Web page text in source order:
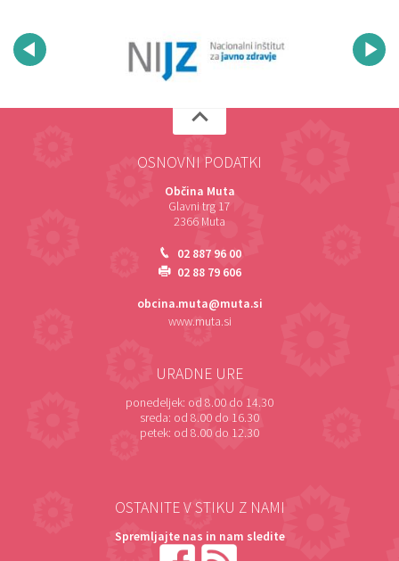
OSNOVNI PODATKI
Občina Muta
Glavni trg 17
2366 Muta
02 887 96 00
02 88 79 606
obcina.muta@muta.si
www.muta.si
URADNE URE
ponedeljek: od 8.00 do 14.30
sreda: od 8.00 do 16.30
petek: od 8.00 do 12.30
OSTANITE V STIKU Z NAMI
Spremljajte nas in nam sledite